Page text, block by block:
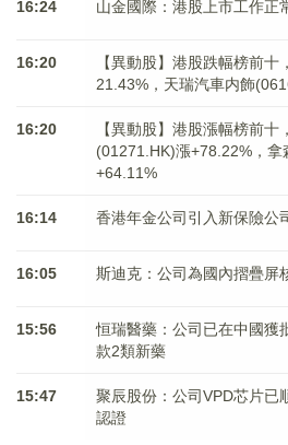
16:24 山金國際：港股上市工作正
16:20
【異動股】港股跌幅榜前
21.43%，天瑞汽車内飾
16:20
【異動股】港股漲幅榜前十
(01271.HK)漲+78.22%，
+64.11%
16:14 香港年金公司引入新保險公
16:05 斯迪克：公司為國內摺疊屏
15:56
恒瑞醫藥：公司已在中國獲
款2類新藥
15:47
聚辰股份：公司VPD芯片已
認證